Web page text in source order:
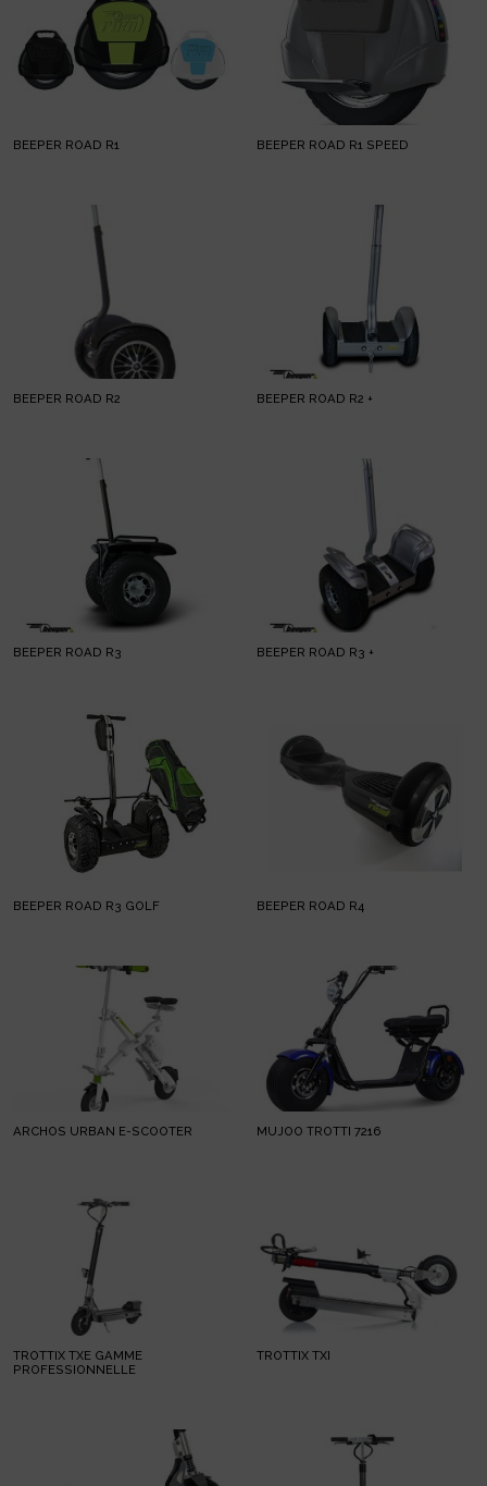
BEEPER ROAD R1 BEEPER ROAD R1 SPEED
BEEPER ROAD R2 BEEPER ROAD R2 +
BEEPER ROAD R3 BEEPER ROAD R3 +
BEEPER ROAD R3 GOLF BEEPER ROAD R4
ARCHOS URBAN E-SCOOTER MUJOO TROTTI 7216
TROTTIX TXE GAMME
PROFESSIONNELLE
TROTTIX TXI